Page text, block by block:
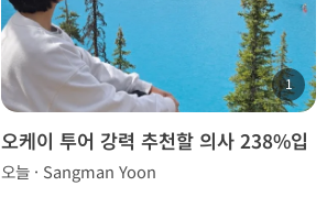
1
오케이 투어 강력 추천할 의사 238%입
니다.ㅎㅎ
오늘 · Sangman Yoon